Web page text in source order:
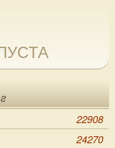
22908
24270